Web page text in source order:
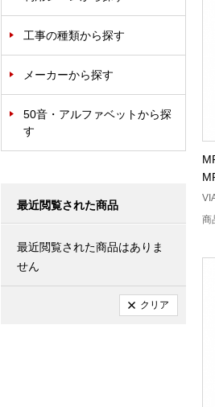
工事の種類から探す
メーカーから探す
50音・アルファベットから探
す
最近閲覧された商品
最近閲覧された商品はありま
せん
クリア
商